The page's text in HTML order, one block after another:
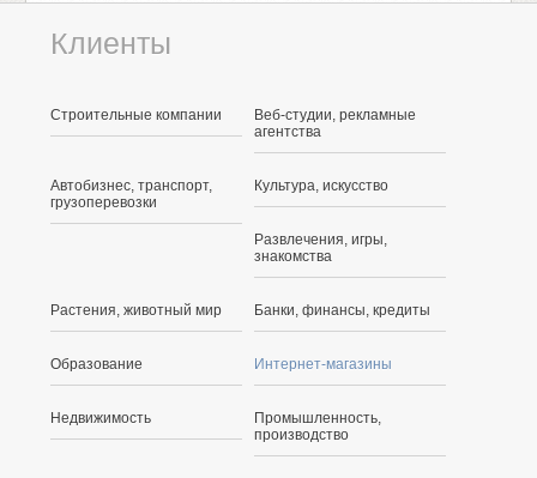
Клиенты
Строительные компании
Веб-студии, рекламные
агентства
Автобизнес, транспорт,
грузоперевозки
Культура, искусство
Развлечения, игры,
знакомства
Растения, животный мир Банки, финансы, кредиты
Образование Интернет-магазины
Недвижимость
Промышленность,
производство